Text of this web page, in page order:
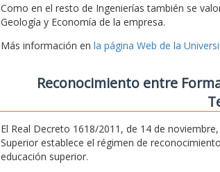
Como en el resto de Ingenierías también se
Geología y Economía de la empresa.
Más información en la página Web de la
Reconocimiento entre
El Real Decreto 1618/2011, de 14 de
Superior establece el régimen de
educación superior.